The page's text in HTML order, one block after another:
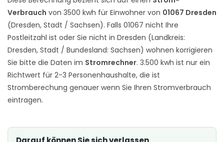
Verbrauch von 3500 kwh für Einwohner von 01067 Dresden
(Dresden, Stadt / Sachsen). Falls 01067 nicht Ihre
Postleitzahl ist oder Sie nicht in Dresden (Landkreis:
Dresden, Stadt / Bundesland: Sachsen) wohnen korrigieren
Sie bitte die Daten im Stromrechner. 3.500 kwh ist nur ein
Richtwert für 2-3 Personenhaushalte, die ist
Stromberechung genauer wenn Sie Ihren Stromverbrauch
eintragen.